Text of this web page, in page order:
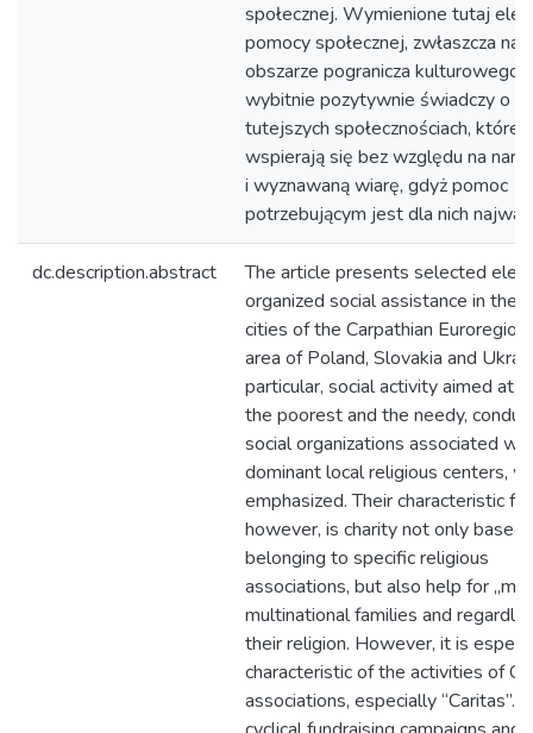
społecznej. Wymienione tutaj
pomocy społecznej, zwłaszcza na
obszarze pogranicza kulturowego
wybitnie pozytywnie świadczy o
tutejszych społecznościach, które
wspierają się bez względu na
i wyznawaną wiarę, gdyż pomoc
potrzebującym jest dla nich
dc.description.abstract
The article presents selected
organized social assistance in the
cities of the Carpathian
area of Poland, Slovakia and
particular, social activity aimed at
the poorest and the needy,
social organizations associated
dominant local religious centers,
emphasized. Their characteristic
however, is charity not only based
belonging to specific religious
associations, but also help for
multinational families and
their religion. However, it is
characteristic of the activities of
associations, especially “Caritas”.